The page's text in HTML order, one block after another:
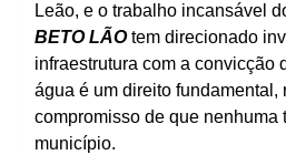
Leão, e o trabalho incansável
BETO LÃOtem direcionado
infraestrutura com a convicção
água é um direito fundamental,
compromisso de que nenhuma
município.